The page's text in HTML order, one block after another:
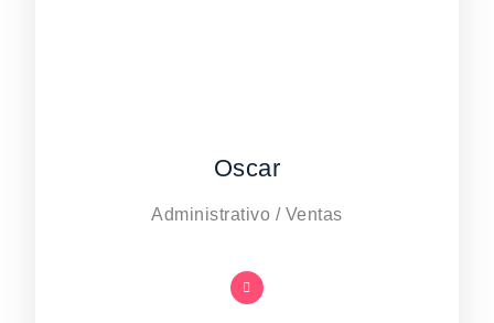
Oscar
Administrativo / Ventas